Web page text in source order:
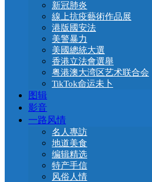
新冠肺炎
線上抗疫藝術作品展
港版國安法
美警暴力
美國總統大選
香港立法會選舉
粤港澳大湾区艺术联合会
TikTok命运未卜
图辑
影音
一路风情
名人專訪
地道美食
编辑精选
特产手信
风俗人情